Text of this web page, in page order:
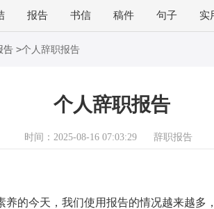
报告 书信 稿件 句子 实
告 >个人辞职报告
个人辞职报告
时间：2025-08-16 07:03:29 辞职报告
的今天，我们使用报告的情况越来越多